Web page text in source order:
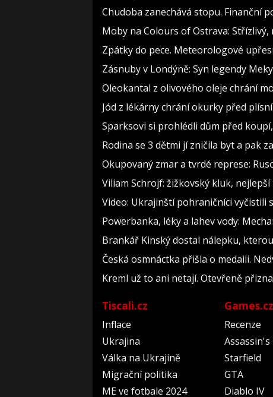
Chudoba zanechává stopu. Finanční
Moby na Colours of Ostrava:
Zpátky do pece. Meteorologové
Zásnuby v Londýně: Syn legendy
Oleokantal z olivového oleje chrání
Jód z lékárny chrání okurky před
Sparksovi si prohlédli dům před
Rodina se 3 dětmi jí zničila byt a pak
Okupovaný zmar a tvrdé represe:
Viliam Schrojf: žižkovský kluk,
Video: Ukrajinští pohraničníci vyčistili
Powerbanka, léky a lahev vody:
Brankář Kinský dostal nálepku,
Česká osmnáctka přišla o medaili.
Kreml už to ani netají. Otevřeně
Tiscali.cz
Inflace
Ukrajina
Válka na Ukrajině
Migrační politika
ME ve fotbale 2024
Games.cz
Recenze
Assassin's
Starfield
GTA
Diablo IV